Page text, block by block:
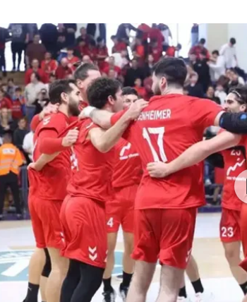
ליגה סינית
ליגה ברזילאית
ליגות נוספות